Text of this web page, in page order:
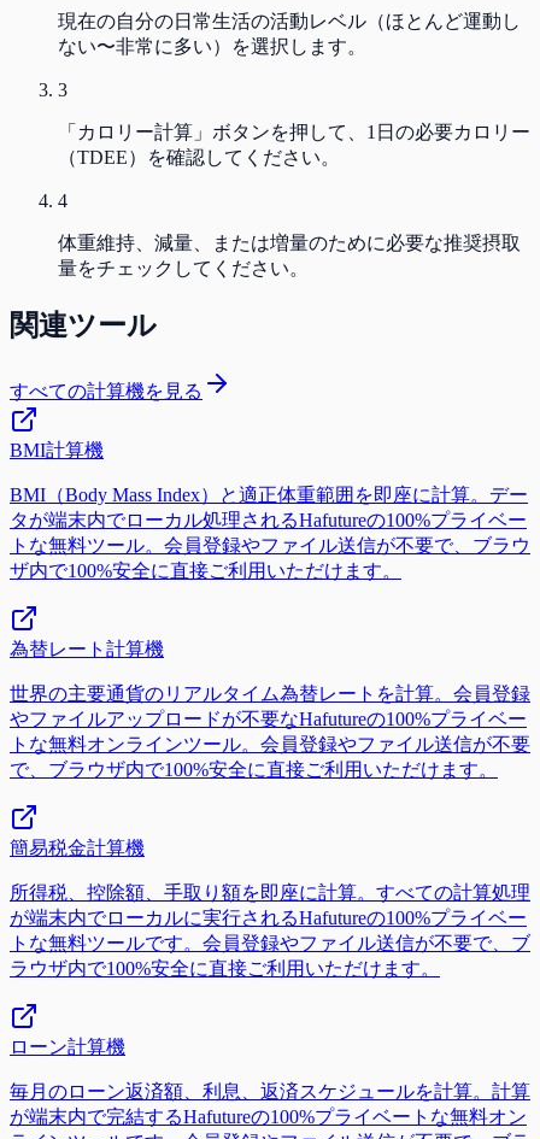
現在の自分の日常生活の活動レベル（ほとんど運動し
ない〜非常に多い）を選択します。
3
「カロリー計算」ボタンを押して、1日の必要カロリー
（TDEE）を確認してください。
4
体重維持、減量、または増量のために必要な推奨摂取
量をチェックしてください。
関連ツール
すべての計算機を見る
BMI計算機
BMI（Body Mass Index）と適正体重範囲を即座に計算。デー
タが端末内でローカル処理されるHafutureの100%プライベー
トな無料ツール。会員登録やファイル送信が不要で、ブラウ
ザ内で100%安全に直接ご利用いただけます。
為替レート計算機
世界の主要通貨のリアルタイム為替レートを計算。会員登録
やファイルアップロードが不要なHafutureの100%プライベー
トな無料オンラインツール。会員登録やファイル送信が不要
で、ブラウザ内で100%安全に直接ご利用いただけます。
簡易税金計算機
所得税、控除額、手取り額を即座に計算。すべての計算処理
が端末内でローカルに実行されるHafutureの100%プライベー
トな無料ツールです。会員登録やファイル送信が不要で、ブ
ラウザ内で100%安全に直接ご利用いただけます。
ローン計算機
毎月のローン返済額、利息、返済スケジュールを計算。計算
が端末内で完結するHafutureの100%プライベートな無料オン